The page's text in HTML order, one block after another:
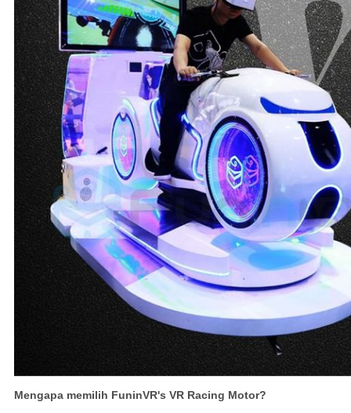
Mengapa memilih FuninVR's VR Racing Motor?